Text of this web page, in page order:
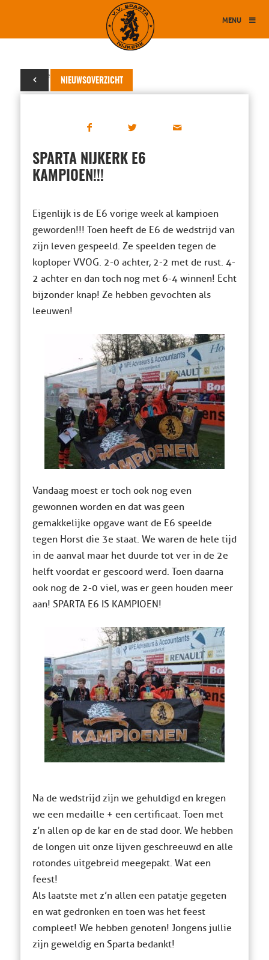
MENU
NIEUWSOVERZICHT
29 november 2014
SPARTA NIJKERK E6
KAMPIOEN!!!
Eigenlijk is de E6 vorige week al kampioen
geworden!!! Toen heeft de E6 de wedstrijd van
zijn leven gespeeld. Ze speelden tegen de
koploper VVOG. 2-0 achter, 2-2 met de rust. 4-
2 achter en dan toch nog met 6-4 winnen! Echt
bijzonder knap! Ze hebben gevochten als
leeuwen!
Vandaag moest er toch ook nog even
gewonnen worden en dat was geen
gemakkelijke opgave want de E6 speelde
tegen Horst die 3e staat. We waren de hele tijd
in de aanval maar het duurde tot ver in de 2e
helft voordat er gescoord werd. Toen daarna
ook nog de 2-0 viel, was er geen houden meer
aan! SPARTA E6 IS KAMPIOEN!
Na de wedstrijd zijn we gehuldigd en kregen
we een medaille + een certificaat. Toen met
z’n allen op de kar en de stad door. We hebben
de longen uit onze lijven geschreeuwd en alle
rotondes uitgebreid meegepakt. Wat een
feest!
Als laatste met z’n allen een patatje gegeten
en wat gedronken en toen was het feest
compleet! We hebben genoten! Jongens jullie
zijn geweldig en Sparta bedankt!